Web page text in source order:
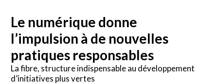
Le numérique donne
l’impulsion à de nouvelles
pratiques responsables
La fibre, structure indispensable au développement
d’initiatives plus vertes